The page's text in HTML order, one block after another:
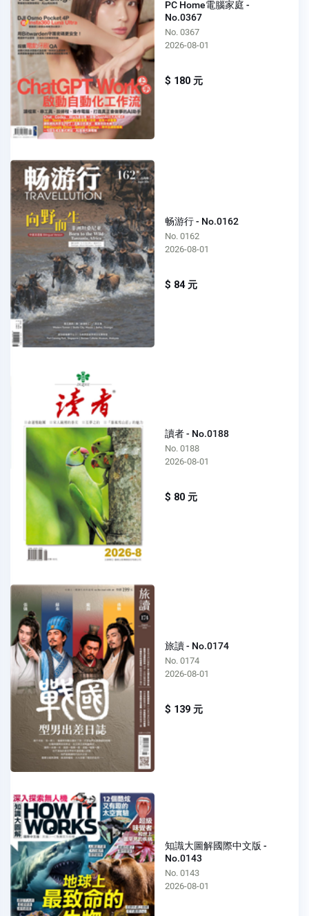
PC Home電腦家庭 -
No.0367
No. 0367
2026-08-01
$ 180 元
畅游行 - No.0162
No. 0162
2026-08-01
$ 84 元
讀者 - No.0188
No. 0188
2026-08-01
$ 80 元
旅讀 - No.0174
No. 0174
2026-08-01
$ 139 元
知識大圖解國際中文版 -
No.0143
No. 0143
2026-08-01